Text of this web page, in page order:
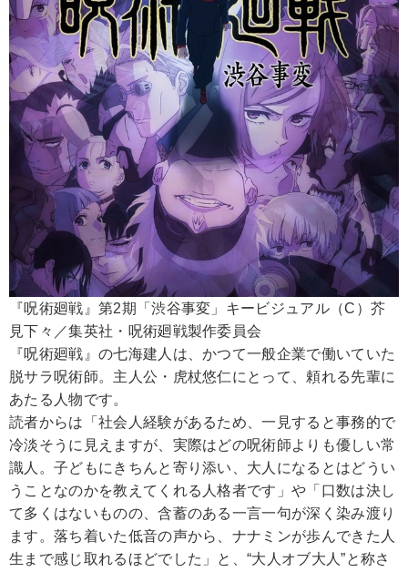
『呪術廻戦』第2期「渋谷事変」キービジュアル（C）芥
見下々／集英社・呪術廻戦製作委員会
『呪術廻戦』の七海建人は、かつて一般企業で働いていた
脱サラ呪術師。主人公・虎杖悠仁にとって、頼れる先輩に
あたる人物です。
読者からは「社会人経験があるため、一見すると事務的で
冷淡そうに見えますが、実際はどの呪術師よりも優しい常
識人。子どもにきちんと寄り添い、大人になるとはどうい
うことなのかを教えてくれる人格者です」や「口数は決し
て多くはないものの、含蓄のある一言一句が深く染み渡り
ます。落ち着いた低音の声から、ナナミンが歩んできた人
生まで感じ取れるほどでした」と、“大人オブ大人”と称さ